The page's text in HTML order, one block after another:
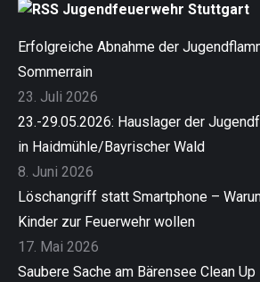
Jugendfeuerwehr Stuttgart
Erfolgreiche Abnahme der
Sommerrain
23. Juli 2026
23.-29.05.2026: Hauslager der
in Haidmühle/Bayrischer Wald
8. Juni 2026
Löschangriff statt Smartphone –
Kinder zur Feuerwehr wollen
17. Mai 2026
Saubere Sache am Bärensee Clean